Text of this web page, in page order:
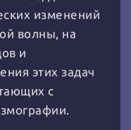
изменений
волны, на
и
этих задач
с